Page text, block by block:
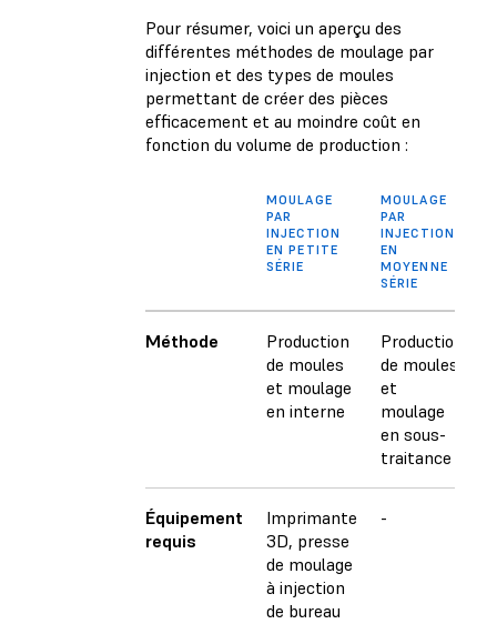
Pour résumer, voici un aperçu des
différentes méthodes de moulage par
injection et des types de moules
permettant de créer des pièces
efficacement et au moindre coût en
fonction du volume de production :
MOULAGE
PAR
INJECTION
EN PETITE
SÉRIE
MOULAGE
PAR
INJECTION
EN
MOYENNE
SÉRIE
Méthode
Production
de moules
et moulage
en interne
Production
de moules
et
moulage
en sous-
traitance
Équipement
requis
Imprimante
3D, presse
de moulage
à injection
de bureau
-